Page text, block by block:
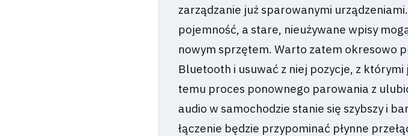
zarządzanie już sparowanymi
pojemność, a stare, nieużywane wpisy
nowym sprzętem. Warto zatem okresowo
Bluetooth i usuwać z niej pozycje, z którymi
temu proces ponownego parowania z
audio w samochodzie stanie się szybszy i
łączenie będzie przypominać płynne